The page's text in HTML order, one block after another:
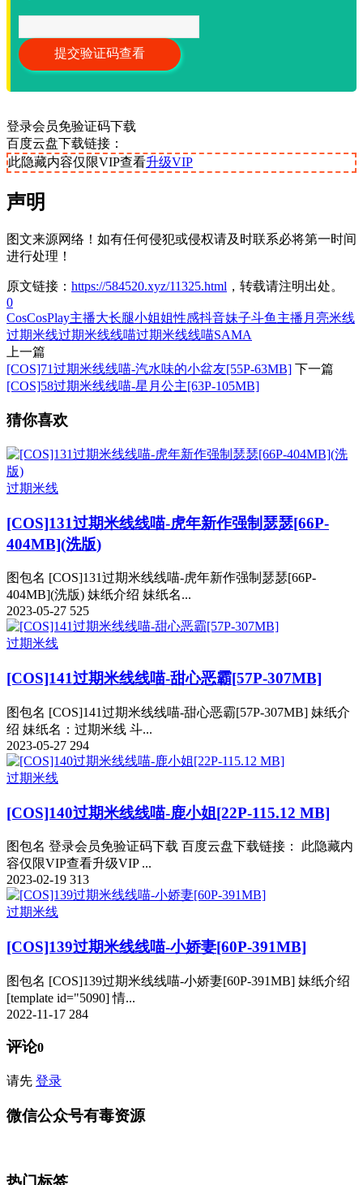
登录会员免验证码下载
百度云盘下载链接：
此隐藏内容仅限VIP查看升级VIP
声明
图文来源网络！如有任何侵犯或侵权请及时联系必将第一时间
进行处理！
原文链接： https://584520.xyz/11325.html ，转载请注明出处。
0
CosCosPlay主播大长腿小姐姐性感抖音妹子斗鱼主播 月亮米线
过期米线过期米线线喵过期米线线喵SAMA
上一篇
[COS]71过期米线线喵-汽水味的小盆友[55P-63MB] 下一篇
[COS]58过期米线线喵-星月公主[63P-105MB]
猜你喜欢
过期米线
[COS]131过期米线线喵-虎年新作强制瑟瑟[66P-
404MB](洗版)
图包名 [COS]131过期米线线喵-虎年新作强制瑟瑟[66P-
404MB](洗版) 妹纸介绍 妹纸名...
2023-05-27 525
过期米线
[COS]141过期米线线喵-甜心恶霸[57P-307MB]
图包名 [COS]141过期米线线喵-甜心恶霸[57P-307MB] 妹纸介
绍 妹纸名：过期米线 斗...
2023-05-27 294
过期米线
[COS]140过期米线线喵-鹿小姐[22P-115.12 MB]
图包名 登录会员免验证码下载 百度云盘下载链接： 此隐藏内
容仅限VIP查看升级VIP ...
2023-02-19 313
过期米线
[COS]139过期米线线喵-小娇妻[60P-391MB]
图包名 [COS]139过期米线线喵-小娇妻[60P-391MB] 妹纸介绍
[template id="5090] 情...
2022-11-17 284
评论0
请先 登录
微信公众号有毒资源
热门标签